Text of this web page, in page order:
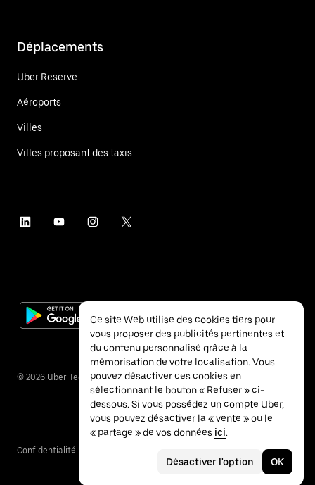
Déplacements
Uber Reserve
Aéroports
Villes
Villes proposant des taxis
© 2026 Uber Technologies Inc.
Confidentialité
Ce site Web utilise des cookies tiers pour
vous proposer des publicités pertinentes et
du contenu personnalisé grâce à la
mémorisation de votre localisation. Vous
pouvez désactiver ces cookies en
sélectionnant le bouton « Refuser » ci-
dessous. Si vous possédez un compte Uber,
vous pouvez désactiver la « vente » ou le
« partage » de vos données ici.
Désactiver l'option OK